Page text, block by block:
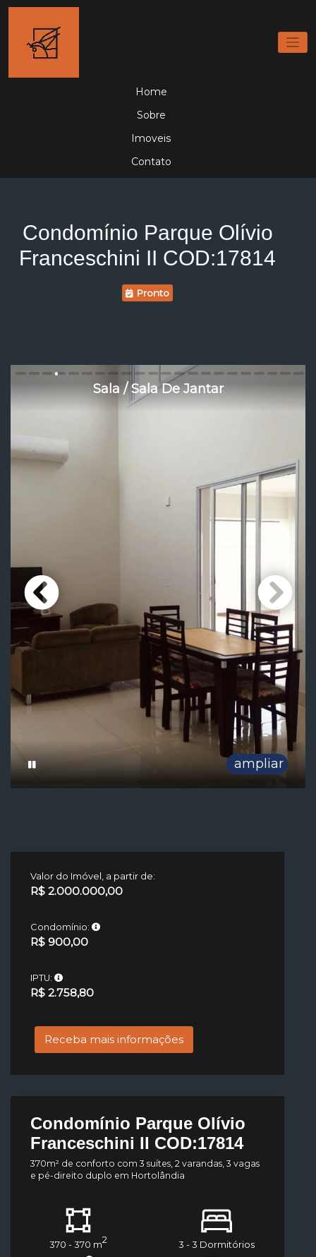
Home
Sobre
Imoveis
Contato
Condomínio Parque Olívio
Franceschini II COD:17814
Pronto
Sala / Sala De Jantar
ampliar
Condomínio Parque Olívio
Franceschini II COD:17814
370m² de conforto com 3 suítes, 2 varandas, 3 vagas
e pé-direito duplo em Hortolândia
370 - 370 m2 3 - 3 Dormitórios
Valor do Imóvel, a partir de:
R$ 2.000.000,00
Condomínio:
R$ 900,00
IPTU:
R$ 2.758,80
Receba mais informações